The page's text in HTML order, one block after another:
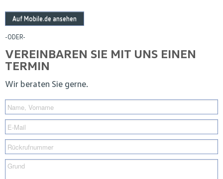
Auf Mobile.de ansehen
-ODER-
VEREINBAREN SIE MIT UNS EINEN
TERMIN
Wir beraten Sie gerne.